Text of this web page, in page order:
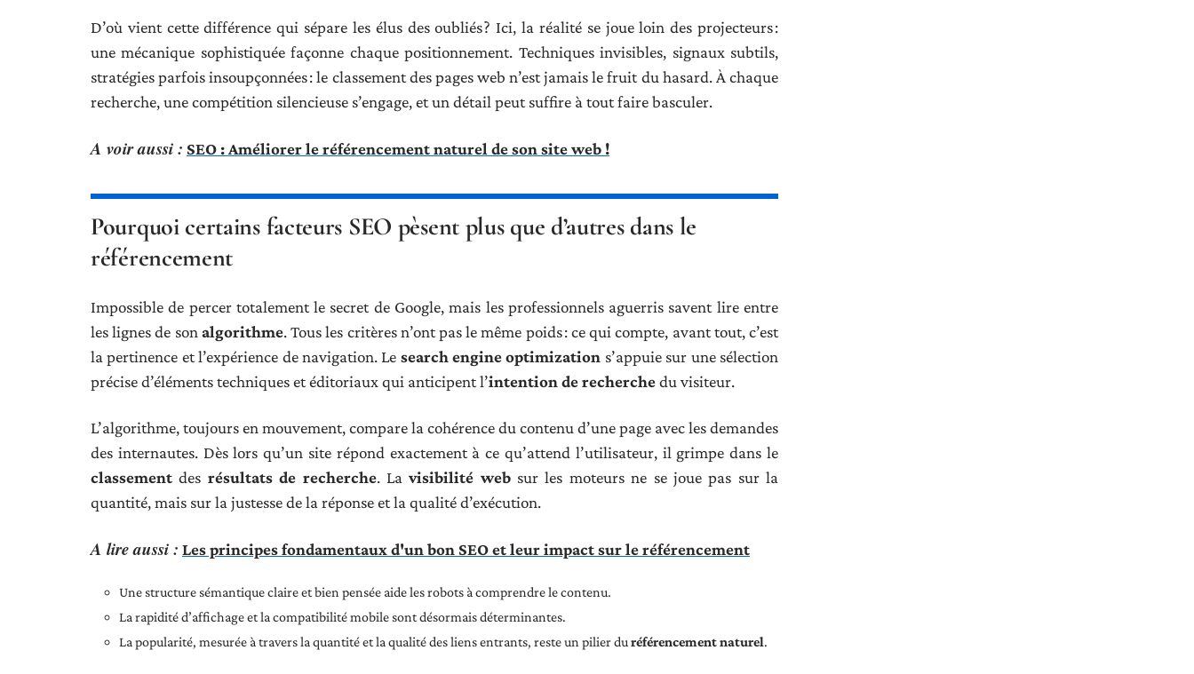
D’où vient cette différence qui sépare les élus des oubliés ? Ici, la réalité se joue loin des projecteurs :
une mécanique sophistiquée façonne chaque positionnement. Techniques invisibles, signaux subtils,
stratégies parfois insoupçonnées : le classement des pages web n’est jamais le fruit du hasard. À chaque
recherche, une compétition silencieuse s’engage, et un détail peut suffire à tout faire basculer.
A voir aussi : SEO : Améliorer le référencement naturel de son site web !
Pourquoi certains facteurs SEO pèsent plus que d’autres dans le
référencement
Impossible de percer totalement le secret de Google, mais les professionnels aguerris savent lire entre
les lignes de son algorithme. Tous les critères n’ont pas le même poids : ce qui compte, avant tout, c’est
la pertinence et l’expérience de navigation. Le search engine optimization s’appuie sur une sélection
précise d’éléments techniques et éditoriaux qui anticipent l’intention de recherchedu visiteur.
L’algorithme, toujours en mouvement, compare la cohérence du contenu d’une page avec les demandes
des internautes. Dès lors qu’un site répond exactement à ce qu’attend l’utilisateur, il grimpe dans le
classement des résultats de recherche. Lavisibilité websur les moteurs ne se joue pas sur la
quantité, mais sur la justesse de la réponse et la qualité d’exécution.
A lire aussi : Les principes fondamentaux d'un bon SEO et leur impact sur le référencement
Une structure sémantique claire et bien pensée aide les robots à comprendre le contenu.
La rapidité d’affichage et la compatibilité mobile sont désormais déterminantes.
La popularité, mesurée à travers la quantité et la qualité des liens entrants, reste un pilier du référencement naturel.